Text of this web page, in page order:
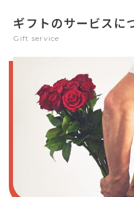
ギフトのサービスに
Gift service